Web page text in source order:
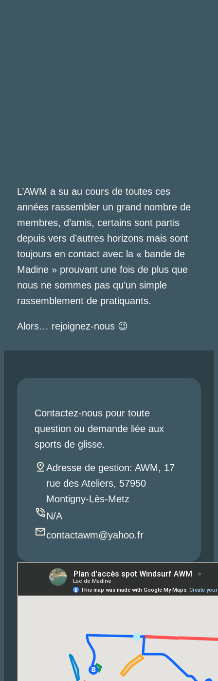
L’AWM a su au cours de toutes ces
années rassembler un grand nombre de
membres, d’amis, certains sont partis
depuis vers d’autres horizons mais sont
toujours en contact avec la « bande de
Madine » prouvant une fois de plus que
nous ne sommes pas qu’un simple
rassemblement de pratiquants.
Alors… rejoignez-nous 😉
Contactez-nous pour toute
question ou demande liée aux
sports de glisse.
Adresse de gestion: AWM, 17
rue des Ateliers, 57950
Montigny-Lès-Metz
N/A
contactawm@yahoo.fr